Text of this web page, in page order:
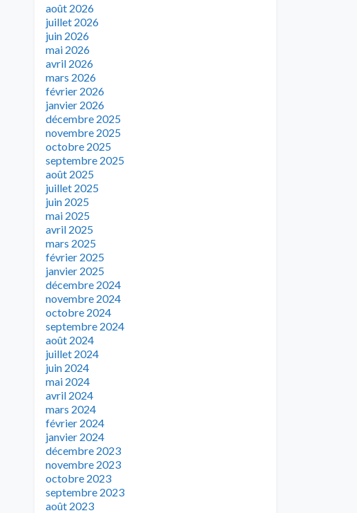
août 2026
juillet 2026
juin 2026
mai 2026
avril 2026
mars 2026
février 2026
janvier 2026
décembre 2025
novembre 2025
octobre 2025
septembre 2025
août 2025
juillet 2025
juin 2025
mai 2025
avril 2025
mars 2025
février 2025
janvier 2025
décembre 2024
novembre 2024
octobre 2024
septembre 2024
août 2024
juillet 2024
juin 2024
mai 2024
avril 2024
mars 2024
février 2024
janvier 2024
décembre 2023
novembre 2023
octobre 2023
septembre 2023
août 2023